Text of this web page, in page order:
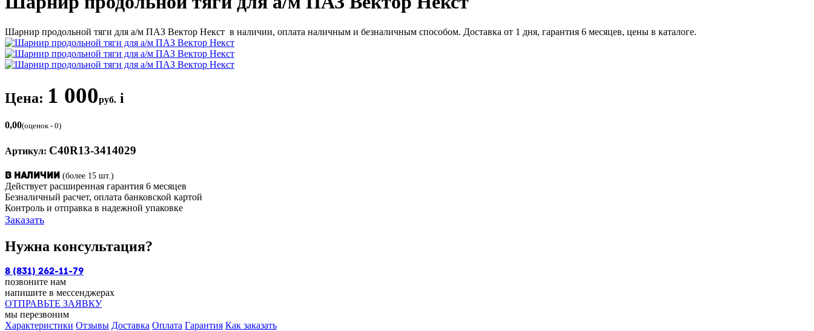
Шарнир продольной тяги для а/м ПАЗ Вектор Некст в наличии, оплата наличным и безналичным способом. Доставка от 1 дня, гарантия 6 месяцев, цены в каталоге.
Цена: 1 000руб. i
0,00(оценок - 0)
Артикул: C40R13-3414029
В наличии (более 15 шт.)
Действует расширенная гарантия 6 месяцев
Безналичный расчет, оплата банковской картой
Контроль и отправка в надежной упаковке
Заказать
Нужна консультация?
8 (831) 262-11-79
позвоните нам
напишите в мессенджерах
ОТПРАВЬТЕ ЗАЯВКУ
мы перезвоним
Характеристики Отзывы Доставка Оплата Гарантия Как заказать